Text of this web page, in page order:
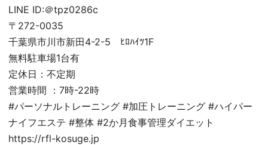
LINE ID:＠tpz0286c
〒272-0035
千葉県市川市新田4-2-5 ﾋﾛﾊｲﾂ1F
無料駐車場1台有
定休日：不定期
営業時間 ：7時-22時
#パーソナルトレーニング #加圧トレーニング #ハイパー
ナイフエステ #整体 #2か月食事管理ダイエット
https://rfl-kosuge.jp